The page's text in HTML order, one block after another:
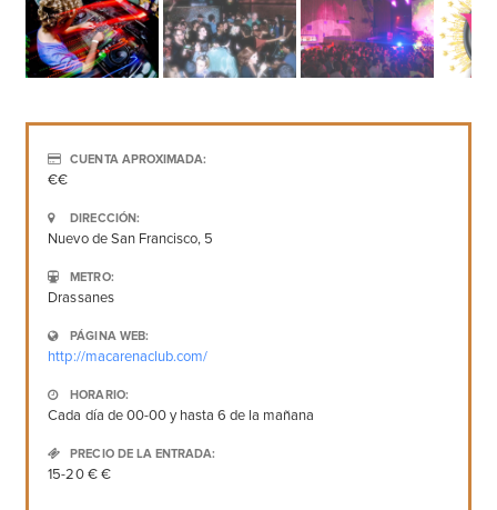
CUENTA APROXIMADA:
€€
DIRECCIÓN:
Nuevo de San Francisco, 5
METRO:
Drassanes
PÁGINA WEB:
http://macarenaclub.com/
HORARIO:
Cada día de 00-00 y hasta 6 de la mañana
PRECIO DE LA ENTRADA:
15-20 € €